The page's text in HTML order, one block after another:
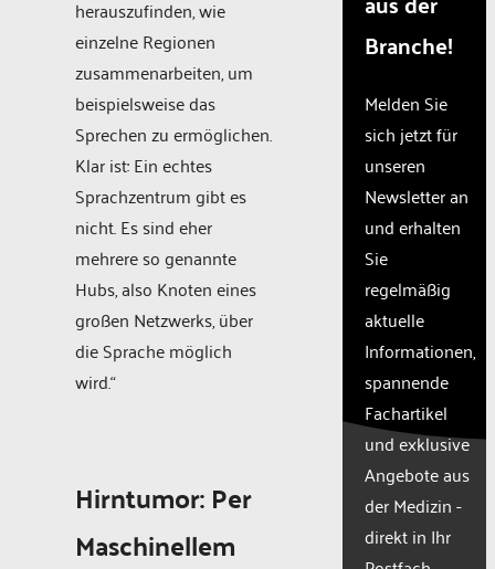
herauszufinden, wie
einzelne Regionen
zusammenarbeiten, um
beispielsweise das
Sprechen zu ermöglichen.
Klar ist: Ein echtes
Sprachzentrum gibt es
nicht. Es sind eher
mehrere so genannte
Hubs, also Knoten eines
großen Netzwerks, über
die Sprache möglich
wird.“
Hirntumor: Per
Maschinellem
The
website
owner
setup the
site with
to add
this
content
technologies
used.
by
Consent
Platform
Branche!
Melden Sie
sich jetzt für
unseren
Newsletter an
und erhalten
Sie
regelmäßig
aktuelle
Informationen,
spannende
Fachartikel
und exklusive
Angebote aus
der Medizin -
direkt in Ihr